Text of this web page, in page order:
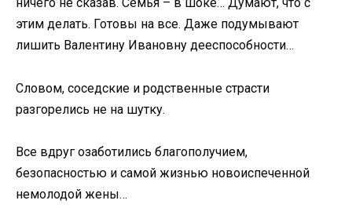
ничего не сказав. Семья – в шоке… Думают, что с
этим делать. Готовы на все. Даже подумывают
лишить Валентину Ивановну дееспособности…
Словом, соседские и родственные страсти
разгорелись не на шутку.
Все вдруг озаботились благополучием,
безопасностью и самой жизнью новоиспеченной
немолодой жены…